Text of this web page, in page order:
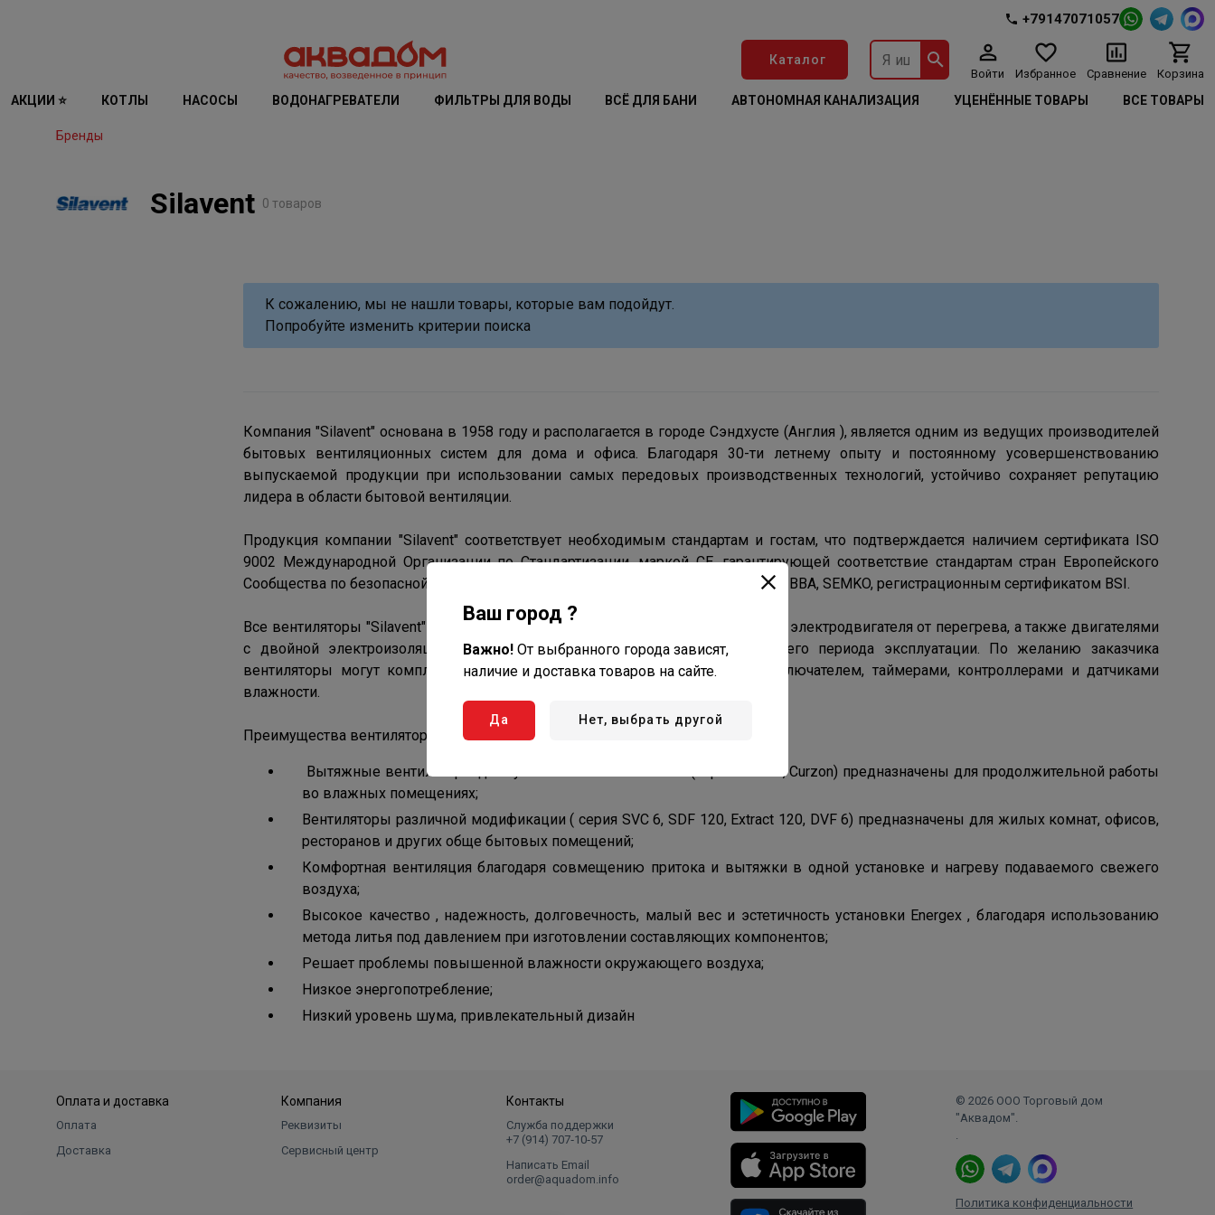
+79147071057
Каталог
Войти Избранное Сравнение Корзина
АКЦИИ ⭐ КОТЛЫ НАСОСЫ ВОДОНАГРЕВАТЕЛИ ФИЛЬТРЫ ДЛЯ ВОДЫ ВСЁ ДЛЯ БАНИ АВТОНОМНАЯ КАНАЛИЗАЦИЯ УЦЕНЁННЫЕ ТОВАРЫ ВСЕ ТОВАРЫ
Бренды
Silavent 0 товаров
К сожалению, мы не нашли товары, которые вам подойдут.
Попробуйте изменить критерии поиска
Компания "Silavent" основана в 1958 году и располагается в городе Сэндхусте (Англия ), является одним из ведущих производителей
бытовых вентиляционных систем для дома и офиса. Благодаря 30-ти летнему опыту и постоянному усовершенствованию
выпускаемой продукции при использовании самых передовых производственных технологий, устойчиво сохраняет репутацию
лидера в области бытовой вентиляции.
Продукция компании "Silavent" соответствует необходимым стандартам и гостам, что подтверждается наличием сертификата ISO
9002 Международной Организации по Стандартизации, маркой CE, гарантирующей соответствие стандартам стран Европейского
Сообщества по безопасной работе оборудования, а также сертификатами BEAB, BBA, SEMKO, регистрационным сертификатом BSI.
Все вентиляторы "Silavent" оснащены встроенным тепловым реле для защиты электродвигателя от перегрева, а также двигателями
с двойной электроизоляцией, не требующих обслуживания в течении всего периода эксплуатации. По желанию заказчика
вентиляторы могут комплектоваться встроенным или дистанционным выключателем, таймерами, контроллерами и датчиками
влажности.
Преимущества вентиляторов "Silavent"
Вытяжные вентиляторы для туалетных ванных комнат (серии Extract, Curzon) предназначены для продолжительной работы
во влажных помещениях;
Вентиляторы различной модификации ( серия SVC 6, SDF 120, Extract 120, DVF 6) предназначены для жилых комнат, офисов,
ресторанов и других обще бытовых помещений;
Комфортная вентиляция благодаря совмещению притока и вытяжки в одной установке и нагреву подаваемого свежего
воздуха;
Высокое качество , надежность, долговечность, малый вес и эстетичность установки Energex , благодаря использованию
метода литья под давлением при изготовлении составляющих компонентов;
Решает проблемы повышенной влажности окружающего воздуха;
Низкое энергопотребление;
Низкий уровень шума, привлекательный дизайн
Оплата и доставка
Оплата
Доставка
Компания
Реквизиты
Сервисный центр
Контакты
Служба поддержки
+7 (914) 707‑10‑57
Написать Email
order@aquadom.info
© 2026 ООО Торговый дом
"Аквадом".
.
Политика конфиденциальности
Ваш город ?
Важно! От выбранного города зависят,
наличие и доставка товаров на сайте.
Да Нет, выбрать другой